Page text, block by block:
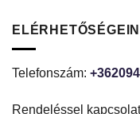
Telefonszám:
Rendeléssel